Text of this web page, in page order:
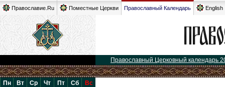
Православие.Ru Поместные Церкви Православный Календарь English
Православный Церковный календарь
Пн Вт Ср Чт Пт Сб
Вс